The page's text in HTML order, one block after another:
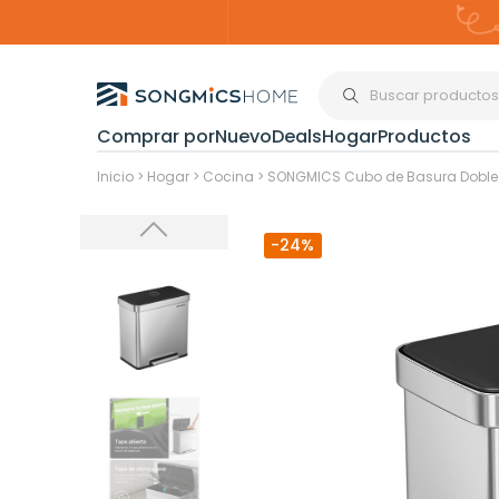
Comprar porNuevoDealsHogarProductos
Organización
Cajas de
Maquillaje y
Joyería
Inicio > Hogar > Cocina > SONGMICS Cubo de Basura
-24%